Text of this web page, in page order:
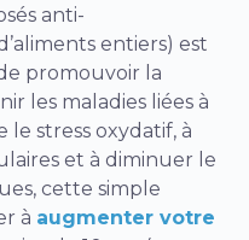
anti-
entiers) est
promouvoir la
les maladies liées à
le stress oxydatif, à
et à diminuer le
cette simple
à augmenter votre